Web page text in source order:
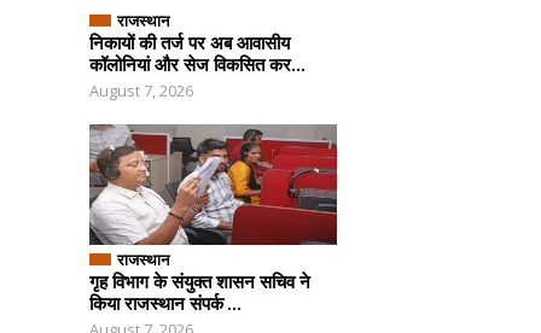
राजस्थान
निकायों की तर्ज पर अब आवासीय
कॉलोनियां और सेज विकसित कर...
August 7, 2026
राजस्थान
गृह विभाग के संयुक्त शासन सचिव ने
किया राजस्थान संपर्क ...